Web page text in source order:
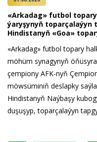
«Arkadag» futbol topary
ýaryşynyň toparçalaýyn
Hindistanyň «Goa»
«Arkadag» futbol topary
möhüm synagynyň
çempiony AFK-nyň
möwsüminiň deslapky
Hindistanyň Naýbaşy
duşuşyp, toparçalaýyn